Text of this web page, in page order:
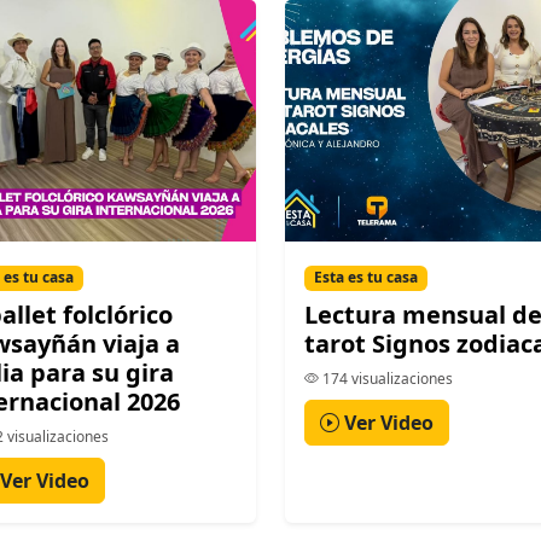
es tu casa
folclórico
viaja a
para su gira
2026
visualizaciones
Video
Esta es tu casa
Lectura mensual
tarot Signos
174 visualizaciones
Ver Video